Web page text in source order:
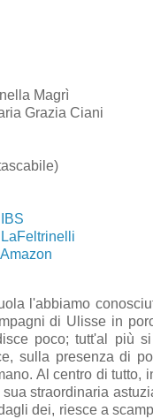
Magrì
Grazia Ciani
l'abbiamo
di Ulisse in
poco; tutt'al più
sulla presenza di
Al centro di tutto,
straordinaria
dei, riesce a